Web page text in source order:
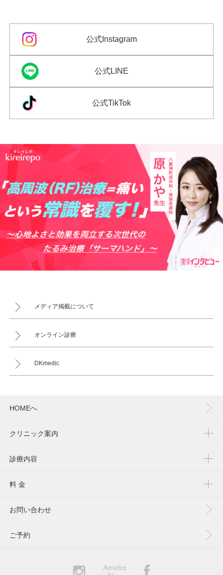
公式Instagram
公式LINE
公式TikTok
メディア掲載について
オンライン診療
DKmedic
HOMEへ
クリニック案内
診療内容
料 金
お問い合わせ
ご予約